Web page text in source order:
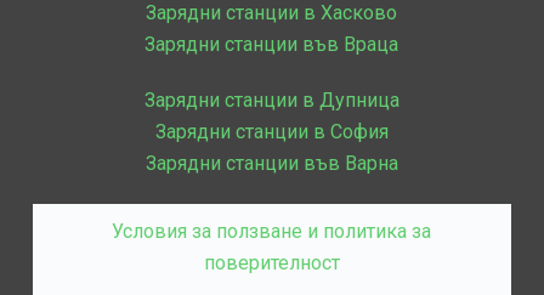
Зарядни станции в Хасково
Зарядни станции във Враца
Зарядни станции в Дупница
Зарядни станции в София
Зарядни станции във Варна
Условия за ползване и политика за
поверителност